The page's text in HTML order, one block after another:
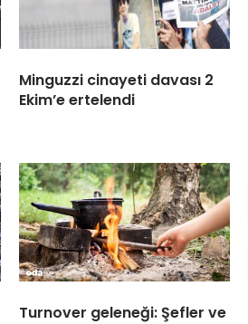
Minguzzi cinayeti davası 2
Ekim’e ertelendi
Turnover geleneği: Şefler ve